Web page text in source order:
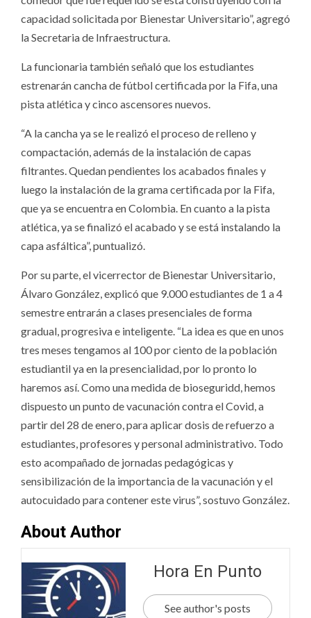
capacidad solicitada por Bienestar Universitario”, agregó
la Secretaria de Infraestructura.
La funcionaria también señaló que los estudiantes
estrenarán cancha de fútbol certificada por la Fifa, una
pista atlética y cinco ascensores nuevos.
“A la cancha ya se le realizó el proceso de relleno y
compactación, además de la instalación de capas
filtrantes. Quedan pendientes los acabados finales y
luego la instalación de la grama certificada por la Fifa,
que ya se encuentra en Colombia. En cuanto a la pista
atlética, ya se finalizó el acabado y se está instalando la
capa asfáltica”, puntualizó.
Por su parte, el vicerrector de Bienestar Universitario,
Álvaro González, explicó que 9.000 estudiantes de 1 a 4
semestre entrarán a clases presenciales de forma
gradual, progresiva e inteligente. “La idea es que en unos
tres meses tengamos al 100 por ciento de la población
estudiantil ya en la presencialidad, por lo pronto lo
haremos así. Como una medida de bioseguridd, hemos
dispuesto un punto de vacunación contra el Covid, a
partir del 28 de enero, para aplicar dosis de refuerzo a
estudiantes, profesores y personal administrativo. Todo
esto acompañado de jornadas pedagógicas y
sensibilización de la importancia de la vacunación y el
autocuidado para contener este virus”, sostuvo González.
About Author
Hora En Punto
See author's posts